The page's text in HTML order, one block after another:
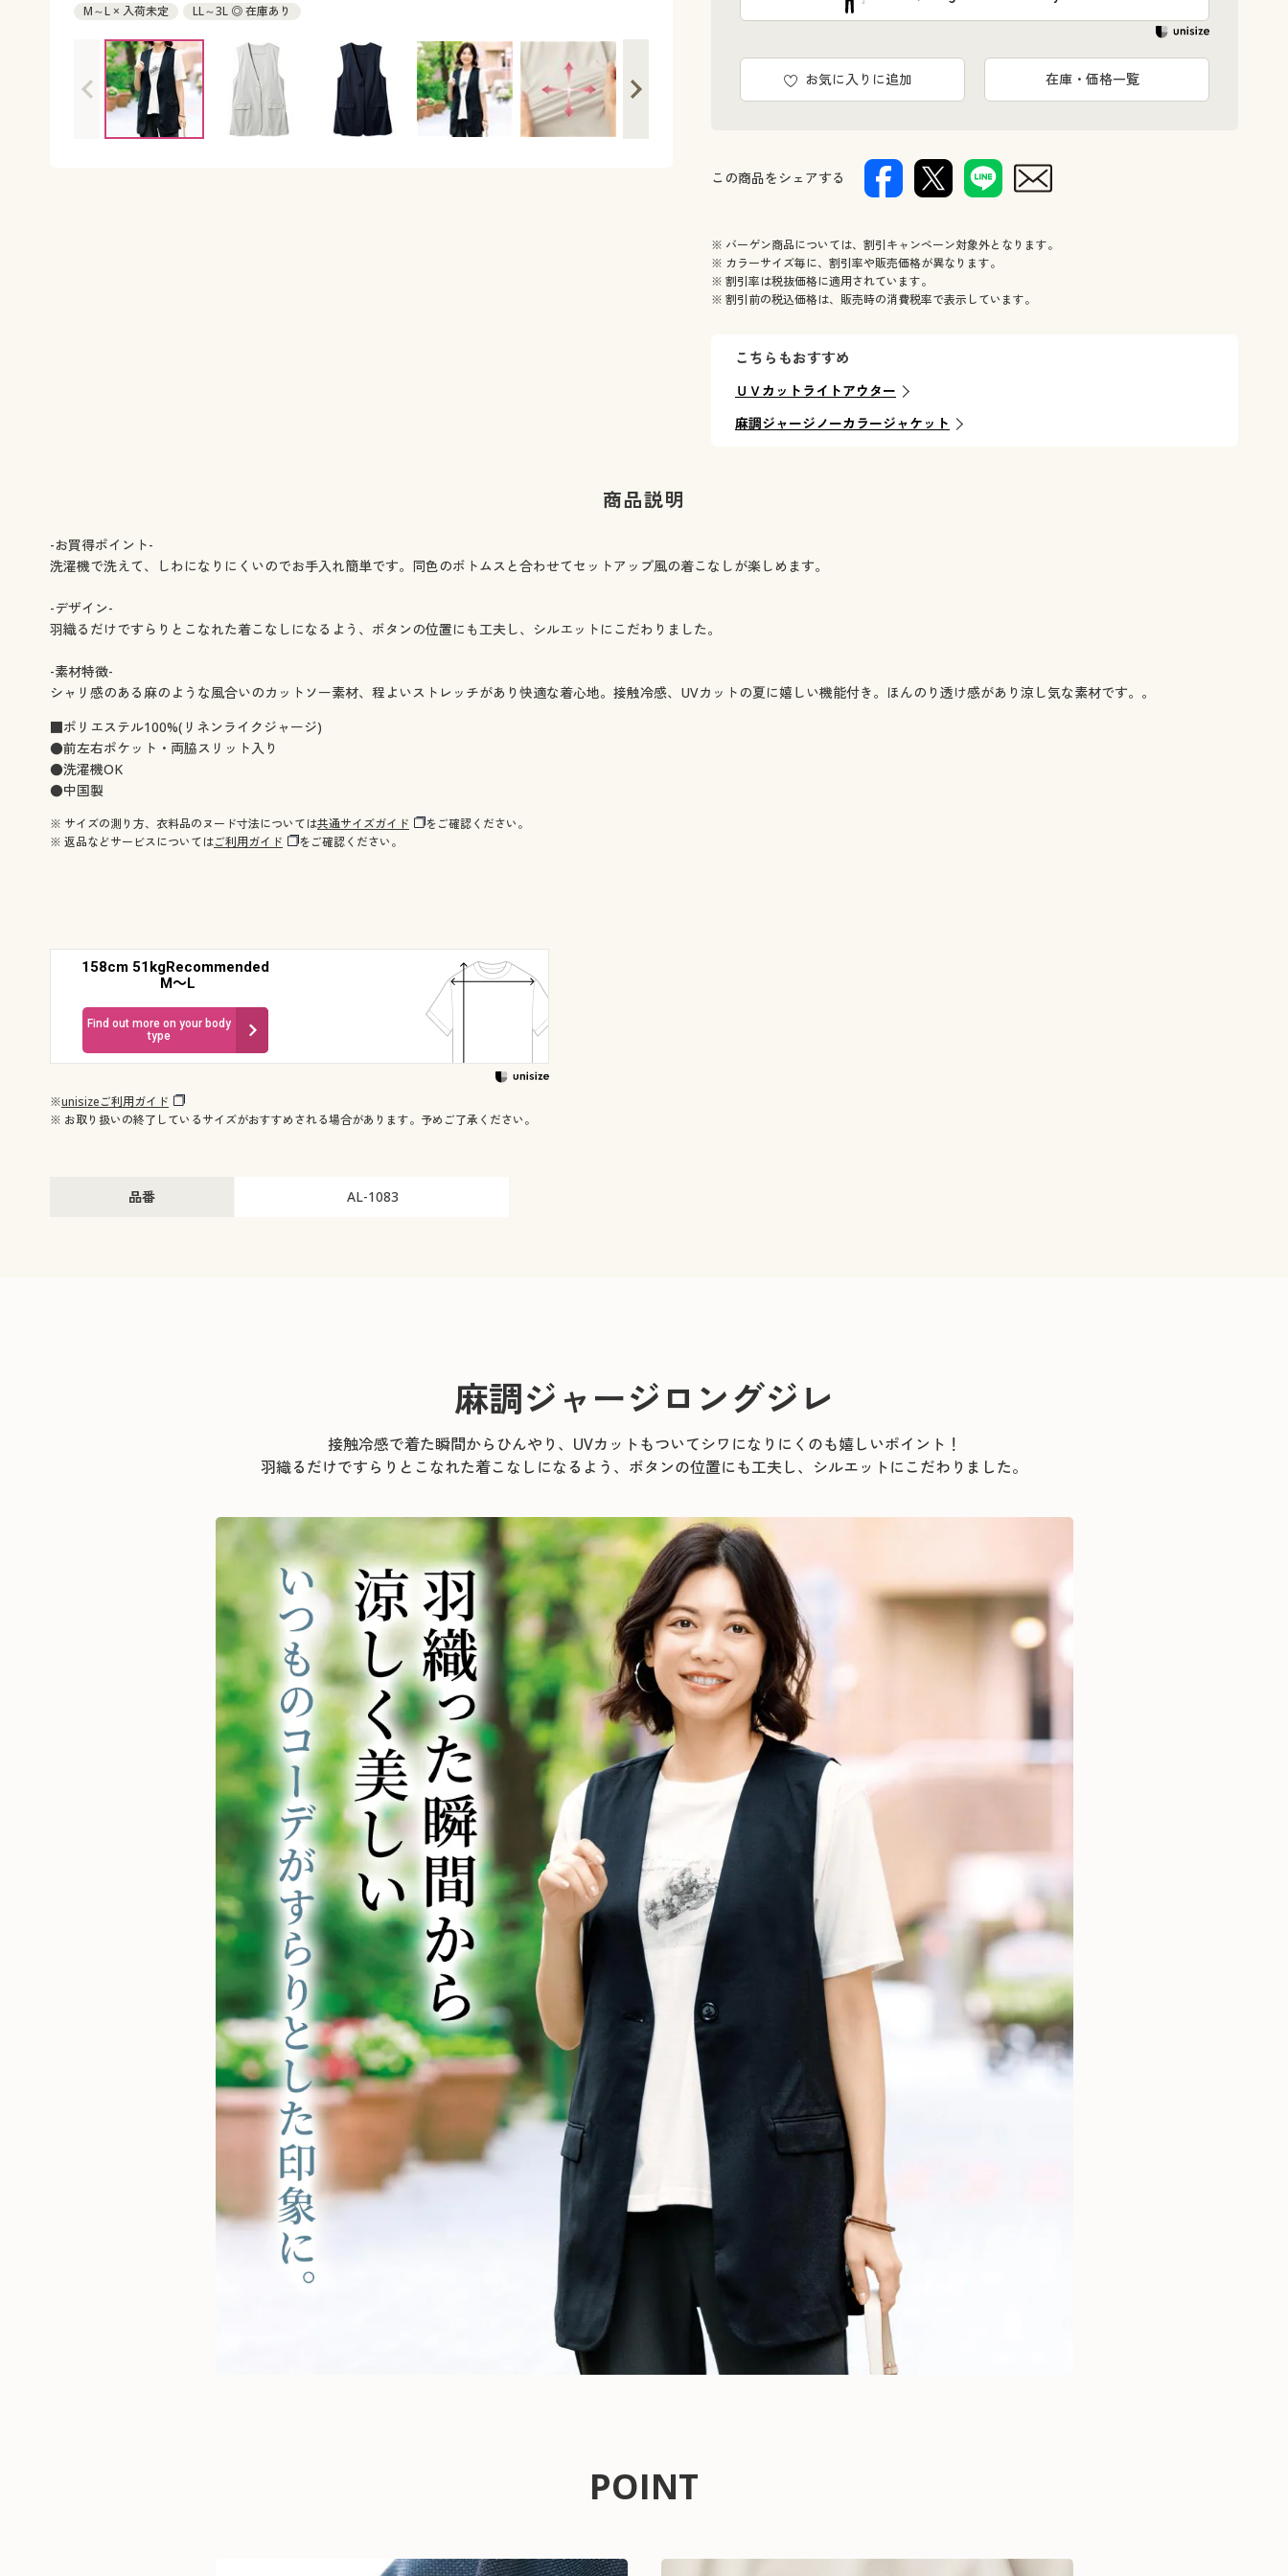
M～L × 入荷未定 LL～3L ◎ 在庫あり
お気に入りに追加 在庫・価格一覧
この商品をシェアする
※ バーゲン商品については、割引キャンペーン対象外となります。
※ カラーサイズ毎に、割引率や販売価格が異なります。
※ 割引率は税抜価格に適用されています。
※ 割引前の税込価格は、販売時の消費税率で表示しています。
こちらもおすすめ
ＵＶカットライトアウター
麻調ジャージノーカラージャケット
商品説明
-お買得ポイント-
洗濯機で洗えて、しわになりにくいのでお手入れ簡単です。同色のボトムスと合わせてセットアップ風の着こなしが楽しめます。
-デザイン-
羽織るだけですらりとこなれた着こなしになるよう、ボタンの位置にも工夫し、シルエットにこだわりました。
-素材特徴-
シャリ感のある麻のような風合いのカットソー素材、程よいストレッチがあり快適な着心地。接触冷感、UVカットの夏に嬉しい機能付き。ほんのり透け感があり涼し気な素材です。。
■ポリエステル100%(リネンライクジャージ)
●前左右ポケット・両脇スリット入り
●洗濯機OK
●中国製
※ サイズの測り方、衣料品のヌード寸法については共通サイズガイド
をご確認ください。
※ 返品などサービスについてはご利用ガイド をご確認ください。
158cm 51kgRecommended
M～L
Find out more on your body
type
※unisizeご利用ガイド
※ お取り扱いの終了しているサイズがおすすめされる場合があります。予めご了承ください。
品番 AL-1083
麻調ジャージロングジレ
接触冷感で着た瞬間からひんやり、UVカットもついてシワになりにくのも嬉しいポイント！
羽織るだけですらりとこなれた着こなしになるよう、ボタンの位置にも工夫し、シルエットにこだわりました。
POINT